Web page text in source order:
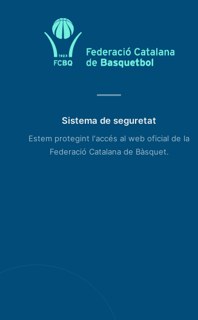
Sistema de seguretat
Estem protegint l'accés al web oficial de la
Federació Catalana de Bàsquet.